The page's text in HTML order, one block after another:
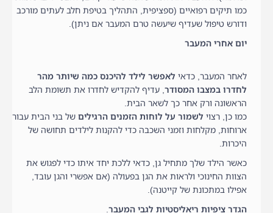
כמו תיקים רפואיים (ספציפית, התהליך בטיפת חלב לעתים מורכב
ודורש טיפול שעדיף שיעשה טרם המעבר אם ניתן).
יום אחרי המעבר
לאחר המעבר, כדאי לאפשר לילד להיכנס כמה שיותר מהר
לחדרו במצבו המסודר, עדיף להקדיש לחדרו את תשומת הלב
הראשונה ורק אחר כך לשאר הבית.
כמו כן, רצוי לשמור על לוחות הזמנים הרגיליםשל בני הבית עבור
ארוחות, מקלחות וזמני השכבה כדי להקנות לילדים תחושה של
היכרות.
כאשר הילד שלך מתחיל גן, כדאי ללכת יחד איתו כדי לפגוש את
הצוות החינוכי ולראות את הגן בפעולה (אם אפשרי והגן עובד,
אפילו במתכונת של קייטנה).
הגדר ציפיות ריאליסטיות לגבי המעבר.